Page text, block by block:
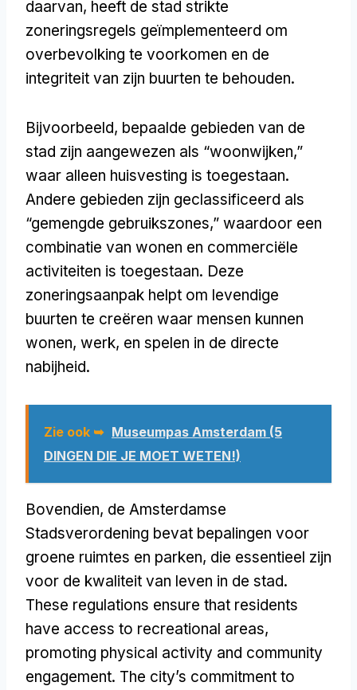
daarvan, heeft de stad strikte
zoneringsregels geïmplementeerd om
overbevolking te voorkomen en de
integriteit van zijn buurten te behouden.
Bijvoorbeeld, bepaalde gebieden van de
stad zijn aangewezen als “woonwijken,”
waar alleen huisvesting is toegestaan.
Andere gebieden zijn geclassificeerd als
“gemengde gebruikszones,” waardoor een
combinatie van wonen en commerciële
activiteiten is toegestaan. Deze
zoneringsaanpak helpt om levendige
buurten te creëren waar mensen kunnen
wonen, werk, en spelen in de directe
nabijheid.
Zie ook ➥ Museumpas Amsterdam (5
DINGEN DIE JE MOET WETEN!)
Bovendien, de Amsterdamse
Stadsverordening bevat bepalingen voor
groene ruimtes en parken, die essentieel zijn
voor de kwaliteit van leven in de stad.
These regulations ensure that residents
have access to recreational areas,
promoting physical activity and community
engagement. The city’s commitment to